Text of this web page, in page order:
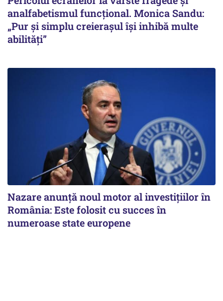
analfabetismul funcțional. Monica Sandu:
„Pur și simplu creierașul își inhibă multe
abilități”
Nazare anunță noul motor al investițiilor în
România: Este folosit cu succes în
numeroase state europene